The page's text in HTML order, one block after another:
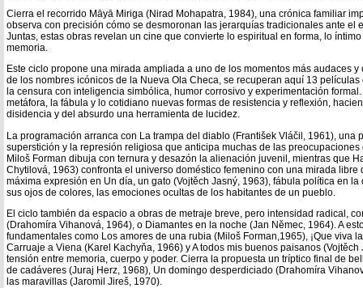
Cierra el recorrido Māyā Miriga (Nirad Mohapatra, 1984), una crónica familiar
observa con precisión cómo se desmoronan las jerarquías tradicionales ante el
Juntas, estas obras revelan un cine que convierte lo espiritual en forma, lo
memoria.
Este ciclo propone una mirada ampliada a uno de los momentos más audaces
de los nombres icónicos de la Nueva Ola Checa, se recuperan aquí 13
la censura con inteligencia simbólica, humor corrosivo y experimentación
metáfora, la fábula y lo cotidiano nuevas formas de resistencia y reflexión,
disidencia y del absurdo una herramienta de lucidez.
La programación arranca con La trampa del diablo (František Vláčil, 1961), una
superstición y la represión religiosa que anticipa muchas de las
Miloš Forman dibuja con ternura y desazón la alienación juvenil, mientras que
Chytilová, 1963) confronta el universo doméstico femenino con una mirada libre
máxima expresión en Un día, un gato (Vojtěch Jasný, 1963), fábula política en
sus ojos de colores, las emociones ocultas de los habitantes de un pueblo.
El ciclo también da espacio a obras de metraje breve, pero intensidad radical,
(Drahomíra Vihanová, 1964), o Diamantes en la noche (Jan Němec, 1964). A
fundamentales como Los amores de una rubia (Miloš Forman,1965), ¡Que viva
Carruaje a Viena (Karel Kachyňa, 1966) y A todos mis buenos paisanos
tensión entre memoria, cuerpo y poder. Cierra la propuesta un tríptico final de
de cadáveres (Juraj Herz, 1968), Un domingo desperdiciado (Drahomíra
las maravillas (Jaromil Jireš, 1970).